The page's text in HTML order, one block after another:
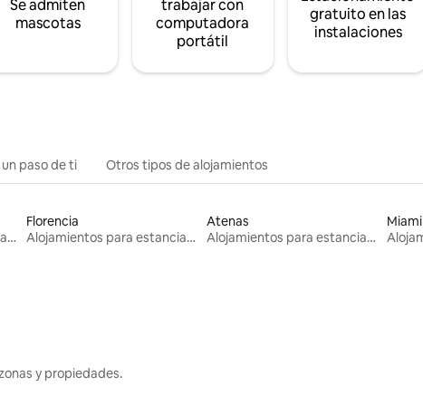
Se admiten
mascotas
trabajar con
computadora
portátil
gratuito en las
instalaciones
paso de ti Otros tipos de alojamientos
Alojamientos para estancias largas
Florencia
Alojamientos para estancias largas
Atenas
Alojamientos para estancias largas
Miami
y propiedades.